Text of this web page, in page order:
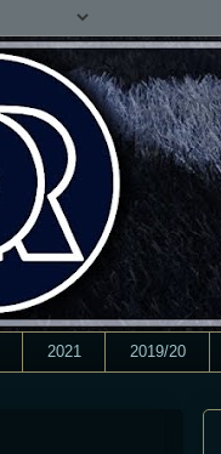
2021 2019/20